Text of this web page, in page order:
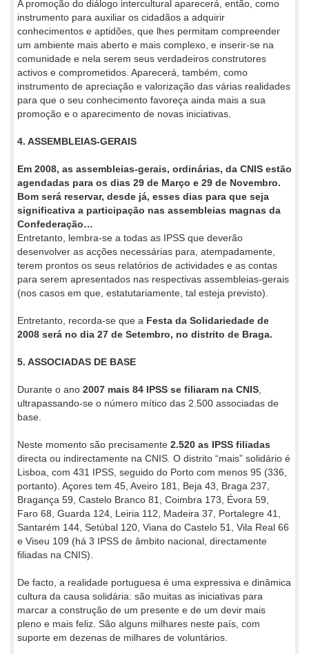
A promoção do diálogo intercultural aparecerá, então, como
instrumento para auxiliar os cidadãos a adquirir
conhecimentos e aptidões, que lhes permitam compreender
um ambiente mais aberto e mais complexo, e inserir-se na
comunidade e nela serem seus verdadeiros construtores
activos e comprometidos. Aparecerá, também, como
instrumento de apreciação e valorização das várias realidades
para que o seu conhecimento favoreça ainda mais a sua
promoção e o aparecimento de novas iniciativas.
4. ASSEMBLEIAS-GERAIS
Em 2008, as assembleias-gerais, ordinárias, da CNIS estão
agendadas para os dias 29 de Março e 29 de Novembro.
Bom será reservar, desde já, esses dias para que seja
significativa a participação nas assembleias magnas da
Confederação…
Entretanto, lembra-se a todas as IPSS que deverão
desenvolver as acções necessárias para, atempadamente,
terem prontos os seus relatórios de actividades e as contas
para serem apresentados nas respectivas assembleias-gerais
(nos casos em que, estatutariamente, tal esteja previsto).
Entretanto, recorda-se que a Festa da Solidariedade de
2008 será no dia 27 de Setembro, no distrito de Braga.
5. ASSOCIADAS DE BASE
Durante o ano 2007 mais 84 IPSS se filiaram na CNIS
ultrapassando-se o número mítico das 2.500 associadas de
base.
Neste momento são precisamente 2.520 as IPSS filiadas
directa ou indirectamente na CNIS. O distrito “mais” solidário é
Lisboa, com 431 IPSS, seguido do Porto com menos 95 (336,
portanto). Açores tem 45, Aveiro 181, Beja 43, Braga 237,
Bragança 59, Castelo Branco 81, Coimbra 173, Évora 59,
Faro 68, Guarda 124, Leiria 112, Madeira 37, Portalegre 41,
Santarém 144, Setúbal 120, Viana do Castelo 51, Vila Real 66
e Viseu 109 (há 3 IPSS de âmbito nacional, directamente
filiadas na CNIS).
De facto, a realidade portuguesa é uma expressiva e dinâmica
cultura da causa solidária: são muitas as iniciativas para
marcar a construção de um presente e de um devir mais
pleno e mais feliz. São alguns milhares neste país, com
suporte em dezenas de milhares de voluntários.